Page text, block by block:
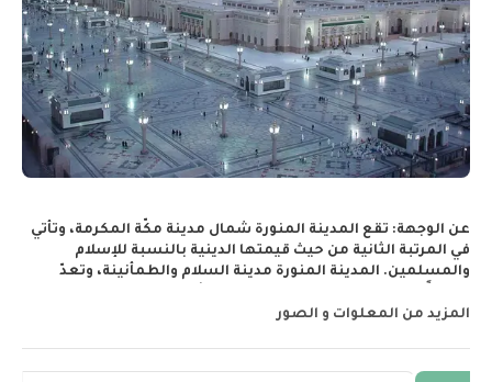
عن الوجهة: تقع المدينة المنورة شمال مدينة مكّة المكرمة، وتأتي
في المرتبة الثانية من حيث قيمتها الدينية بالنسبة للإسلام
والمسلمين. المدينة المنورة مدينة السلام والطمأنينة، وتعدّ
مواقع معارك للتاريخ الإسلامي، ممّا أغناها بالحضارة والتراث
المقنطرة حول المدينة. ميناء ينبع هو موطن بعض أجمل
المزيد من المعلوات و الصور